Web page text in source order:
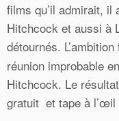
films qu’il admirait, il
Hitchcock et aussi à
détournés.
réunion improbable
Hitchcock. Le
gratuit et tape à l’œil